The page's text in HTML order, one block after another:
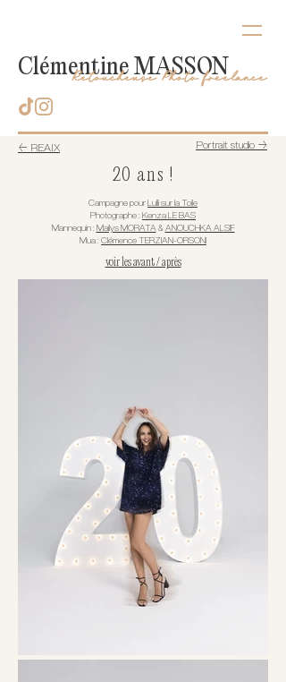
Clémentine MASSON
Retoucheuse Photo freelance
← REAIX Portrait studio →
20 ans !
Campagne pour Lulli sur la Toile
Photographe : Kenza LE BAS
Mannequin : Mailys MORATA & ANOUCHKA ALSIF
Mua : Clémence TERZIAN-ORSONI
voir les avant / après